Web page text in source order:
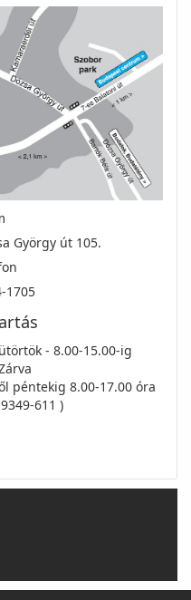
György út 105.
1705
- 8.00-15.00-ig
péntekig 8.00-17.00 óra
611 )